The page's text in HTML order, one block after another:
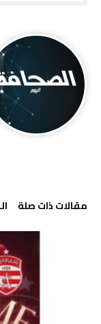
‫مقالات ذات صلة‬